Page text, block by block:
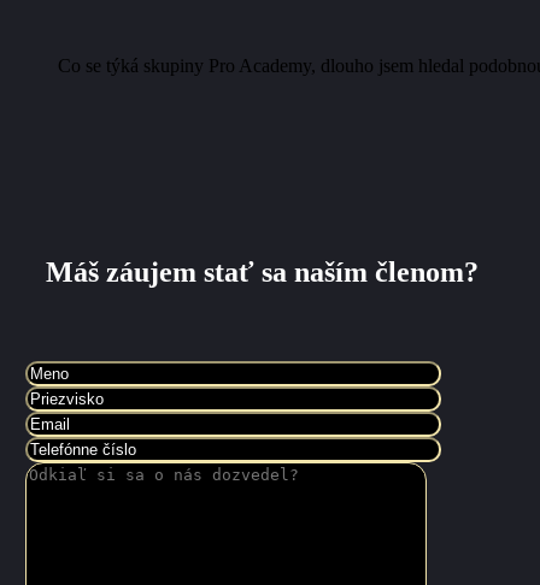
Co se týká skupiny Pro Academy, dlouho jsem hledal
Máš záujem stať sa naším členom?